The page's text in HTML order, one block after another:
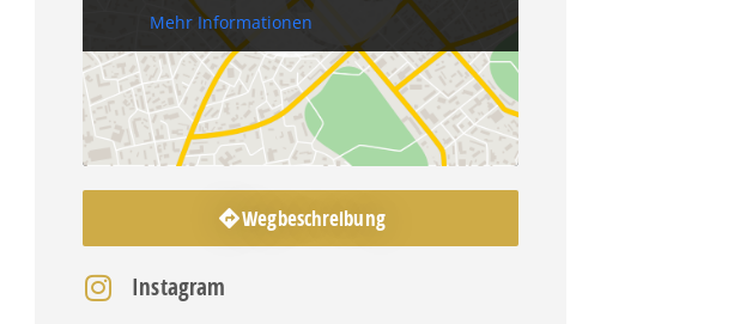
Mehr Informationen
Wegbeschreibung
Instagram